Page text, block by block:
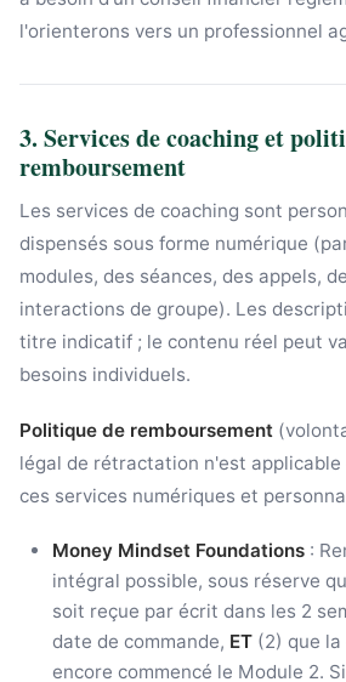
l'orienterons vers un professionnel
3. Services de coaching et
remboursement
Les services de coaching sont
dispensés sous forme numérique
modules, des séances, des appels,
interactions de groupe). Les
titre indicatif ; le contenu réel peut
besoins individuels.
Politique de remboursement
légal de rétractation n'est
ces services numériques et
Money Mindset Foundations :
intégral possible, sous réserve
soit reçue par écrit dans les 2
date de commande, ET (2) que
encore commencé le Module 2.